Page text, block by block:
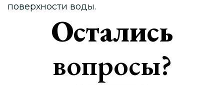
поверхности воды.
Остались
вопросы?